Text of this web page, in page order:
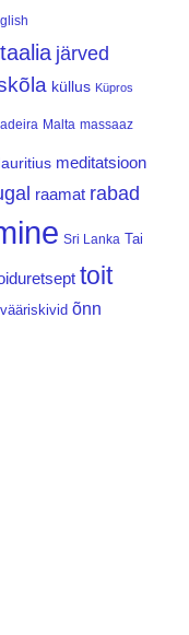
järved
küllus Küpros
Malta massaaz
meditatsioon
raamat rabad
Sri Lanka Tai
toit
vääriskivid õnn